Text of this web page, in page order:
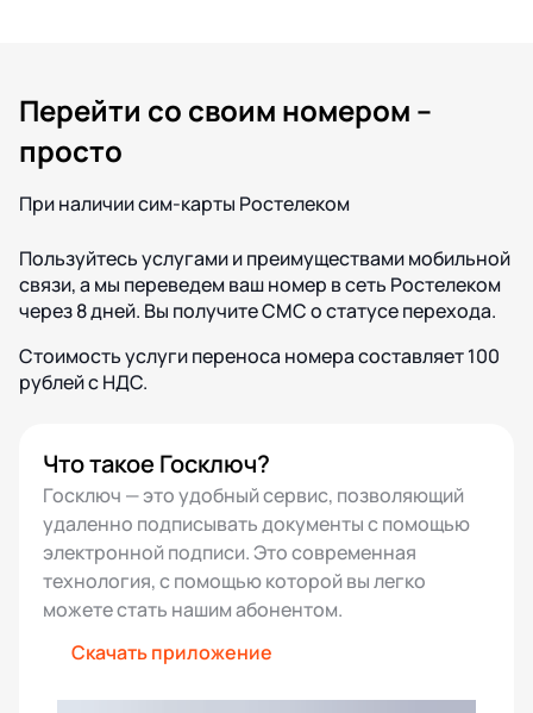
Перейти со своим номером –
просто
При наличии сим-карты Ростелеком
Пользуйтесь услугами и преимуществами мобильной
связи, а мы переведем ваш номер в сеть Ростелеком
через 8 дней. Вы получите СМС о статусе перехода.
Стоимость услуги переноса номера составляет 100
рублей с НДС.
Что такое Госключ?
Госключ — это удобный сервис, позволяющий
удаленно подписывать документы с помощью
электронной подписи. Это современная
технология, с помощью которой вы легко
можете стать нашим абонентом.
Скачать приложение